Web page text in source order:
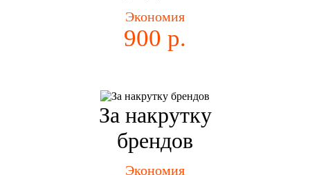
Экономия
900 р.
За накрутку
брендов
Экономия